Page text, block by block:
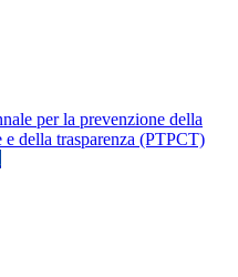
per la prevenzione della
e della trasparenza (PTPCT)